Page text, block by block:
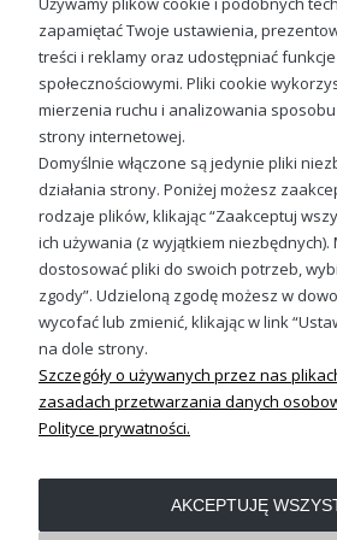
Motyw pszczoły daje duże możliwości
koszulka w pszczoły damska z
wpisuje się w różne zestawienia. Z
swobodny, casualowy look, ze
pod marynarką staje się ciekawym
Koszulka
nadrukiemmoże być bazą sportowej
elementem prostego,
to wzór gra główną rolę. Równie
koszulka pszczoły z nadrukiem,
ale nie dominuje całości stylizacji.
damskie z nadrukiemmożesz
zamarzy!
Lokalny Dealer Miodu
49,98 zł
Do koszyka
OBSŁUGA KLIENTA
Sprawdź nasze social
zapamiętać Twoje ustawienia,
treści i reklamy oraz udostępniać
społecznościowymi. Pliki cookie
mierzenia ruchu i analizowania
strony internetowej.
Domyślnie włączone są jedynie pliki
działania strony. Poniżej możesz
rodzaje plików, klikając “Zaakceptuj
ich używania (z wyjątkiem niezbędnych).
dostosować pliki do swoich potrzeb,
zgody”. Udzieloną zgodę możesz w
wycofać lub zmienić, klikając w link
na dole strony.
Szczegóły o używanych przez nas
zasadach przetwarzania danych
Polityce prywatności.
AKCEPTUJĘ